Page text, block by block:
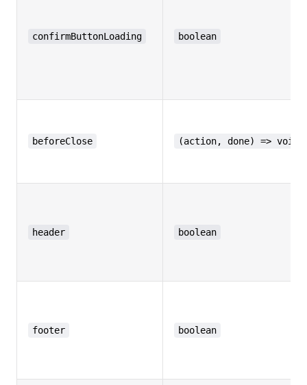
confirmButtonLoading boolean
beforeClose (action, done) => void
header boolean
footer boolean